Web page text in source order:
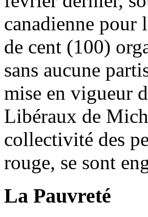
canadienne
de cent (100)
sans aucune
mise en vigueur
Libéraux de
collectivité des
rouge, se sont
La Pauvreté